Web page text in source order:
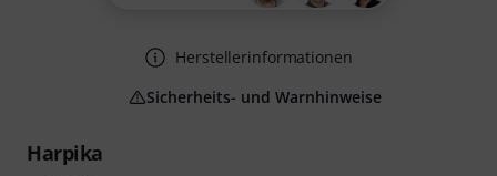
Harpika
Herstellerinformationen
Sicherheits- und Warnhinweise